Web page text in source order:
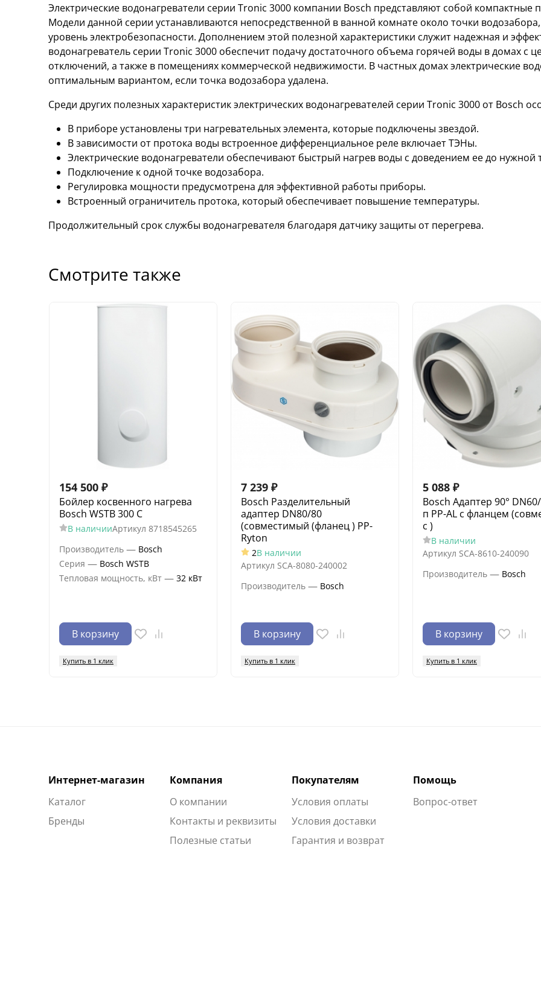
Электрические водонагреватели серии Tronic 3000 компании Bosch представляют собой
Модели данной серии устанавливаются непосредственной в ванной комнате около точки
уровень электробезопасности. Дополнением этой полезной характеристики служит надежная и
водонагреватель серии Tronic 3000 обеспечит подачу достаточного объема горячей воды в домах с
отключений, а также в помещениях коммерческой недвижимости. В частных домах электрические
оптимальным вариантом, если точка водозабора удалена.
Среди других полезных характеристик электрических водонагревателей серии Tronic 3000 от Bosch
В приборе установлены три нагревательных элемента, которые подключены звездой.
В зависимости от протока воды встроенное дифференциальное реле включает ТЭНы.
Электрические водонагреватели обеспечивают быстрый нагрев воды с доведением ее до нужной
Подключение к одной точке водозабора.
Регулировка мощности предусмотрена для эффективной работы приборы.
Встроенный ограничитель протока, который обеспечивает повышение температуры.
Продолжительный срок службы водонагревателя благодаря датчику защиты от перегрева.
Смотрите также
154 500 ₽
Бойлер косвенного нагрева
Bosch WSTB 300 C
В наличииАртикул 8718545265
Производитель — Bosch
Серия — Bosch WSTB
Тепловая мощность, кВт — 32 кВт
В корзину
Купить в 1 клик
7 239 ₽
Bosch Разделительный
адаптер DN80/80
(совместимый (фланец ) PP-
Ryton
2В наличии
Артикул SCA-8080-240002
Производитель — Bosch
В корзину
Купить в 1 клик
5 088 ₽
Bosch Адаптер 90°
п PP-AL с фланцем
с )
В наличии
Артикул SCA-8610-240090
Производитель — Bosch
В корзину
Купить в 1 клик
Интернет-магазин
Каталог
Бренды
Компания
О компании
Контакты и реквизиты
Полезные статьи
Покупателям
Условия оплаты
Условия доставки
Гарантия и возврат
Помощь
Вопрос-ответ